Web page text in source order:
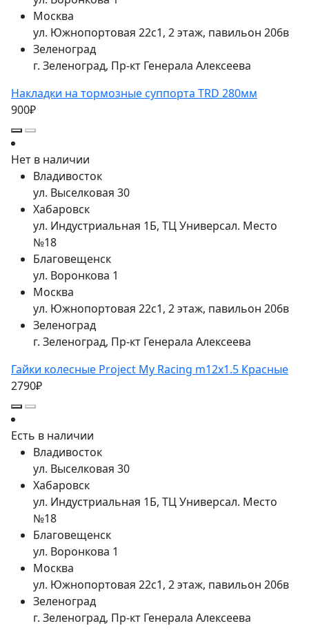
Москва
ул. Южнопортовая 22с1, 2 этаж, павильон 206в
Зеленоград
г. Зеленоград, Пр-кт Генерала Алексеева
Накладки на тормозные суппорта TRD 280мм
900₽
Нет в наличии
Владивосток
ул. Выселковая 30
Хабаровск
ул. Индустриальная 1Б, ТЦ Универсал. Место
№18
Благовещенск
ул. Воронкова 1
Москва
ул. Южнопортовая 22с1, 2 этаж, павильон 206в
Зеленоград
г. Зеленоград, Пр-кт Генерала Алексеева
Гайки колесные Project My Racing m12x1.5 Красные
2790₽
Есть в наличии
Владивосток
ул. Выселковая 30
Хабаровск
ул. Индустриальная 1Б, ТЦ Универсал. Место
№18
Благовещенск
ул. Воронкова 1
Москва
ул. Южнопортовая 22с1, 2 этаж, павильон 206в
Зеленоград
г. Зеленоград, Пр-кт Генерала Алексеева